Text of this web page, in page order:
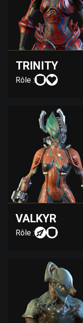
TRINITY
Rôle :
VALKYR
Rôle :